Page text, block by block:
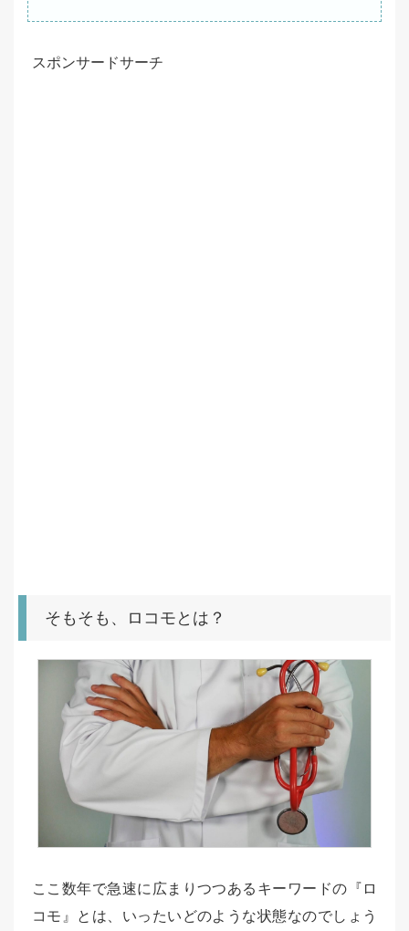
スポンサードサーチ
そもそも、ロコモとは？
ここ数年で急速に広まりつつあるキーワードの『ロ
コモ』とは、いったいどのような状態なのでしょう